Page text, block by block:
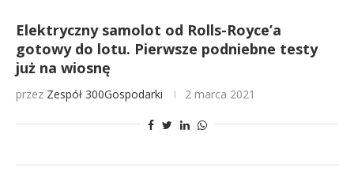
Elektryczny samolot od Rolls-Royce’a
gotowy do lotu. Pierwsze podniebne testy
już na wiosnę
przez Zespół 300Gospodarki 2 marca 2021